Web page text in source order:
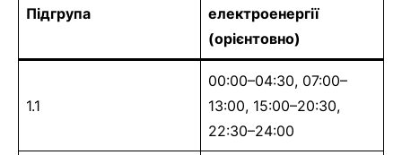
Підгрупа
електроенергії
(орієнтовно)
1.1
00:00–04:30, 07:00–
13:00, 15:00–20:30,
22:30–24:00